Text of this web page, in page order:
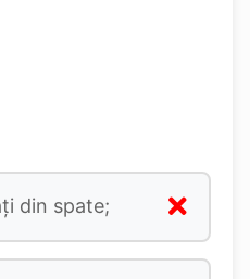
din spate;